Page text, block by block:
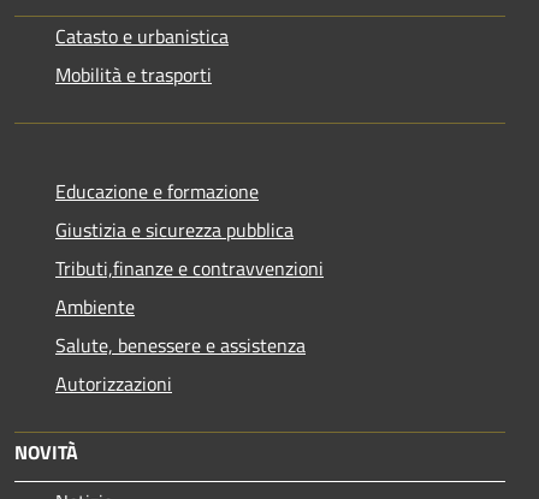
Catasto e urbanistica
Mobilità e trasporti
Educazione e formazione
Giustizia e sicurezza pubblica
Tributi,finanze e contravvenzioni
Ambiente
Salute, benessere e assistenza
Autorizzazioni
NOVITÀ